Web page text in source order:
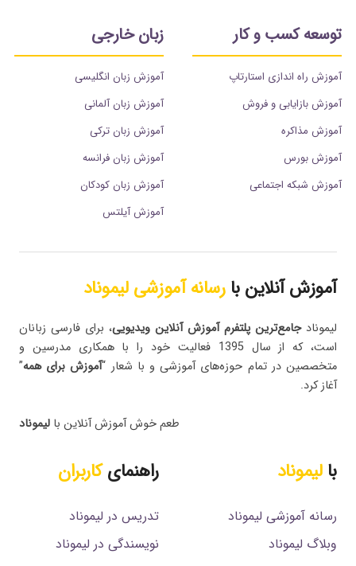
توسعه کسب و کار
آموزش راه اندازی استارتاپ
آموزش بازایابی و فروش
آموزش مذاکره
آموزش بورس
آموزش شبکه اجتماعی
زبان خارجی
آموزش زبان انگلیسی
آموزش زبان آلمانی
آموزش زبان ترکی
آموزش زبان فرانسه
آموزش زبان کودکان
آموزش آیلتس
آموزش آنلاین بارسانه آموزشی لیموناد
لیمونادجامع‌ترین پلتفرم‌ آموزش آنلاین ویدیویی، برای فارسی زبانان
است، که از سال 1395 فعالیت خود را با همکاری مدرسین و
متخصصین در تمام حوزه‌های آموزشی و با شعار “آموزش برای همه”
آغاز کرد.
طعم خوش آموزش آنلاین با لیموناد
بالیموناد
رسانه آموزشی لیموناد
وبلاگ لیموناد
راهنمایکاربران
تدریس در لیموناد
نویسندگی در لیموناد